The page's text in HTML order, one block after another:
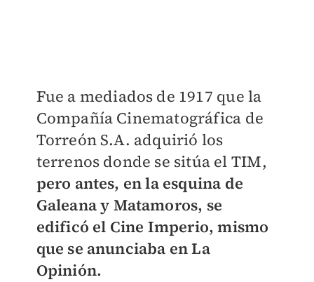
Fue a mediados de 1917 que la
Compañía Cinematográfica de
Torreón S.A. adquirió los
terrenos donde se sitúa el TIM,
pero antes, en la esquina de
Galeana y Matamoros, se
edificó el Cine Imperio, mismo
que se anunciaba en La
Opinión.